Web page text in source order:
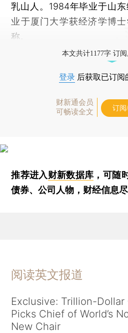
乳山人。1984年毕业于山
业于厦门大学获经济学博
称。
本文共计1177字 订
登录 后获取已订阅
财新通会员
可畅读全文
订阅
推荐进入财新数据库 ，可随
债券、公司人物，财经信息尽
阅读英文报道
Exclusive: Trillion-
Picks Chief of World’s
New Chair